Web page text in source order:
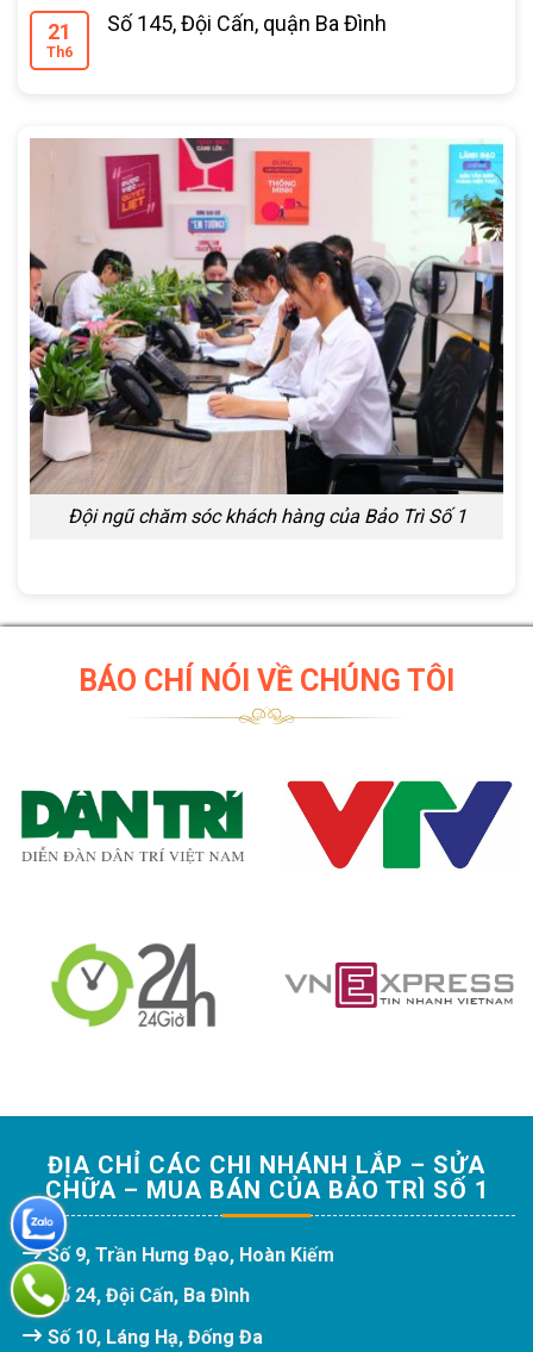
21
Th6
Số 145, Đội Cấn, quận Ba Đình
Đội ngũ chăm sóc khách hàng của Bảo Trì Số 1
BÁO CHÍ NÓI VỀ CHÚNG TÔI
ĐỊA CHỈ CÁC CHI NHÁNH LẮP – SỬA
CHỮA – MUA BÁN CỦA BẢO TRÌ SỐ 1
Số 9, Trần Hưng Đạo, Hoàn Kiếm
Số 24, Đội Cấn, Ba Đình
Số 10, Láng Hạ, Đống Đa